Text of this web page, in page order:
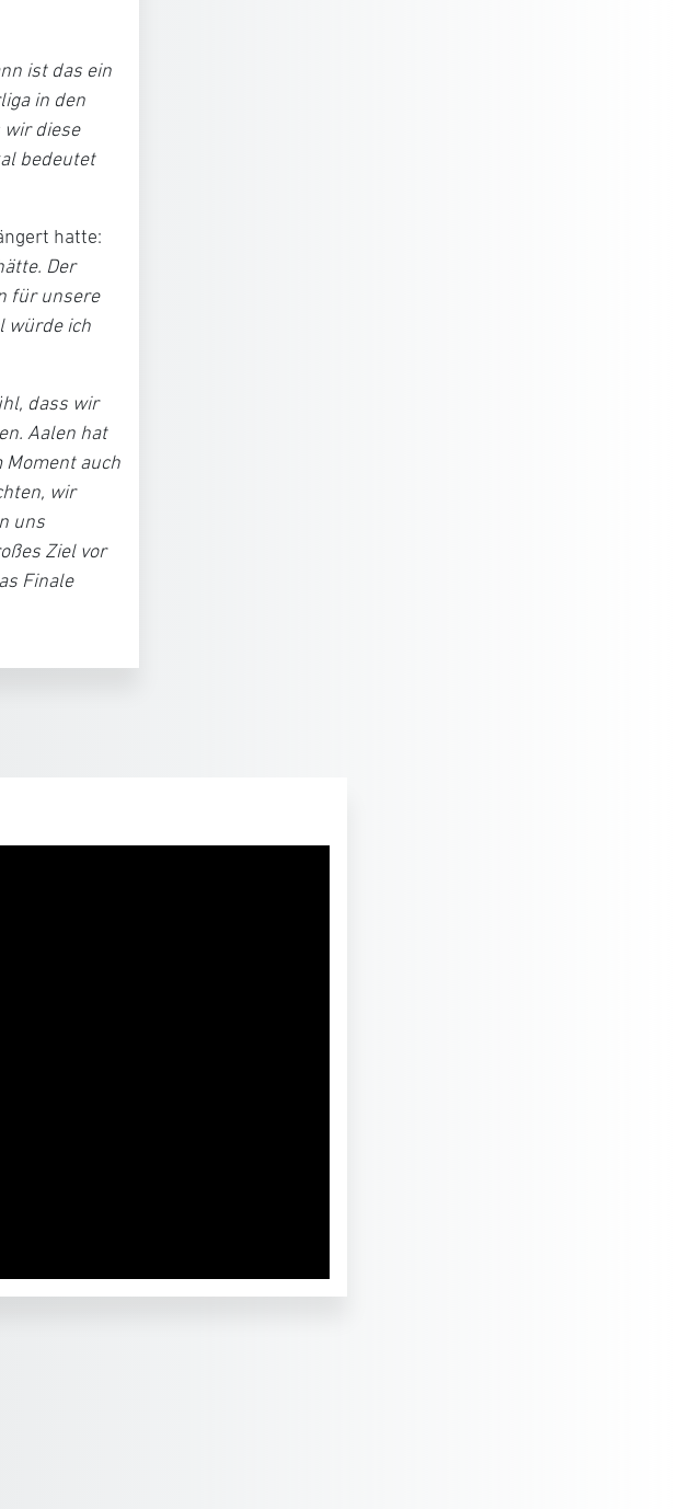
ist das ein
in den
wir diese
bedeutet
hatte:
Der
für unsere
würde ich
dass wir
Aalen hat
Moment auch
wir
uns
Ziel vor
Finale